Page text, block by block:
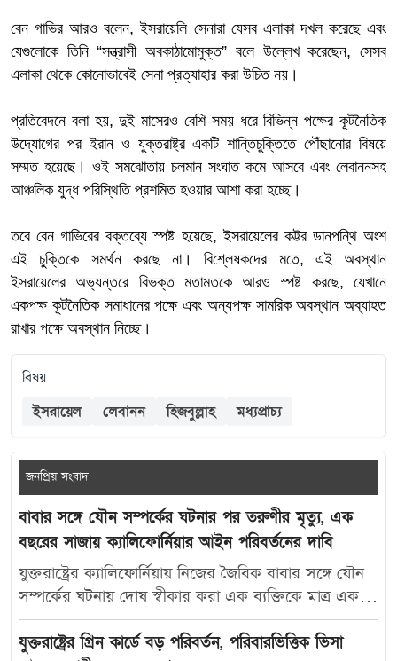
বেন গাভির আরও বলেন, ইসরায়েলি সেনারা যেসব এলাকা দখল করেছে এবং
যেগুলোকে তিনি “সন্ত্রাসী অবকাঠামোমুক্ত” বলে উল্লেখ করেছেন, সেসব
এলাকা থেকে কোনোভাবেই সেনা প্রত্যাহার করা উচিত নয়।
প্রতিবেদনে বলা হয়, দুই মাসেরও বেশি সময় ধরে বিভিন্ন পক্ষের কূটনৈতিক
উদ্যোগের পর ইরান ও যুক্তরাষ্ট্র একটি শান্তিচুক্তিতে পৌঁছানোর বিষয়ে
সম্মত হয়েছে। ওই সমঝোতায় চলমান সংঘাত কমে আসবে এবং লেবাননসহ
আঞ্চলিক যুদ্ধ পরিস্থিতি প্রশমিত হওয়ার আশা করা হচ্ছে।
তবে বেন গাভিরের বক্তব্যে স্পষ্ট হয়েছে, ইসরায়েলের কট্টর ডানপন্থি অংশ
এই চুক্তিকে সমর্থন করছে না। বিশ্লেষকদের মতে, এই অবস্থান
ইসরায়েলের অভ্যন্তরে বিভক্ত মতামতকে আরও স্পষ্ট করছে, যেখানে
একপক্ষ কূটনৈতিক সমাধানের পক্ষে এবং অন্যপক্ষ সামরিক অবস্থান অব্যাহত
রাখার পক্ষে অবস্থান নিচ্ছে।
বিষয়
ইসরায়েল লেবানন হিজবুল্লাহ মধ্যপ্রাচ্য
জনপ্রিয় সংবাদ
বাবার সঙ্গে যৌন সম্পর্কের ঘটনার পর তরুণীর মৃত্যু, এক
বছরের সাজায় ক্যালিফোর্নিয়ার আইন পরিবর্তনের দাবি
যুক্তরাষ্ট্রের ক্যালিফোর্নিয়ায় নিজের জৈবিক বাবার সঙ্গে যৌন
সম্পর্কের ঘটনায় দোষ স্বীকার করা এক ব্যক্তিকে মাত্র এক
বছরের কারাদণ্ড দেওয়ায় নতুন করে বিতর্ক তৈরি হয়েছে।
আদালতের এই রায়ে অসন্তোষ প্রকাশ করে ভুক্তভোগী
যুক্তরাষ্ট্রের গ্রিন কার্ডে বড় পরিবর্তন, পরিবারভিত্তিক ভিসা